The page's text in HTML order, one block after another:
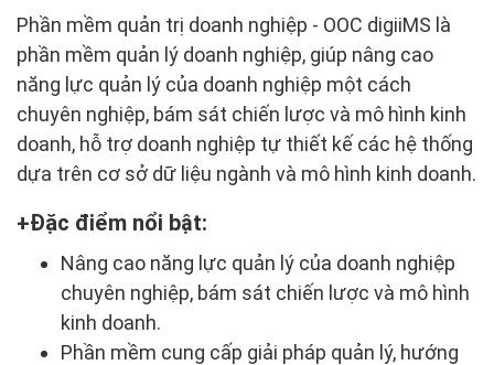
Phần mềm quản trị doanh nghiệp - OOC digiiMS là
phần mềm quản lý doanh nghiệp, giúp nâng cao
năng lực quản lý của doanh nghiệp một cách
chuyên nghiệp, bám sát chiến lược và mô hình kinh
doanh, hỗ trợ doanh nghiệp tự thiết kế các hệ thống
dựa trên cơ sở dữ liệu ngành và mô hình kinh doanh.
Đặc điểm nổi bật:
Nâng cao năng lực quản lý của doanh nghiệp
chuyên nghiệp, bám sát chiến lược và mô hình
kinh doanh.
Phần mềm cung cấp giải pháp quản lý, hướng